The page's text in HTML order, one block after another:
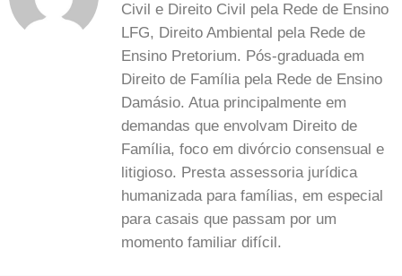
Civil e Direito Civil pela Rede de Ensino
LFG, Direito Ambiental pela Rede de
Ensino Pretorium. Pós-graduada em
Direito de Família pela Rede de Ensino
Damásio. Atua principalmente em
demandas que envolvam Direito de
Família, foco em divórcio consensual e
litigioso. Presta assessoria jurídica
humanizada para famílias, em especial
para casais que passam por um
momento familiar difícil.